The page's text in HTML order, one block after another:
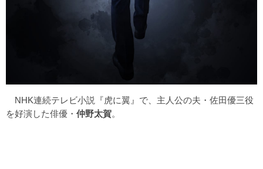
NHK連続テレビ小説『虎に翼』で、主人公の夫・佐田優三役
を好演した俳優・ 仲野太賀。